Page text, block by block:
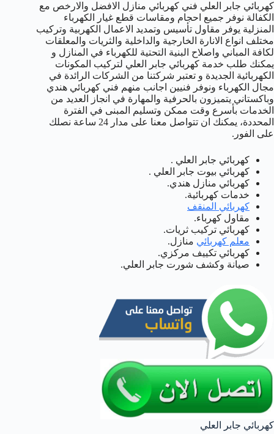
كهربائي جابر العلي فني كهربائي منازل الافضل والارخص مع
الكفالة نوفر جميع احجام ومقاسات قطع غيار الكهرباء
المنزلية يوفر مقاول تأسيس وتمديد الاعمال الكهربية وتركيب
مختلف انواع الانارة الخارجية والداخلية والثريات والمعلقات
لكافة المباني واصلاح البنية التحتية للكهرباء في المنازل و
يمكنك طلب خدمة كهربائي جابر العلي لتركيب المكونات
الكهربائية الجديدة و تعتبر شركتنا من الشركات الرائدة في
مجال الكهرباء ونوفر فنيين اجانب منهم فني كهربائي هندي
وباكستاني يتميزون بالحرفية والمهارة في انجاز العديد من
الخدمات بأسرع وقت ممكن وتسليم المبنى في الفترة
المحددة، يمكنك ان تتواصل معنا على مدار 24 ساعة نصلك
على الفور.
كهربائي جابر العلي .
كهربائي بيوت جابر العلي .
كهربائي منازل هندي.
خدمات كهربائية.
كهربائي المنقف
مقاول كهرباء.
كهربائي تركيب ثريات.
معلم كهربائي منازل.
كهربائي تكييف مركزي.
صيانة وكشف شورت جابر العلي.
كهربائي جابر العلي